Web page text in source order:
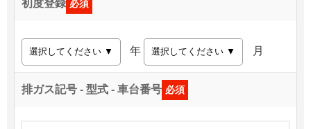
初度登録 必須
年 月
排ガス記号 - 型式 - 車台番号 必須